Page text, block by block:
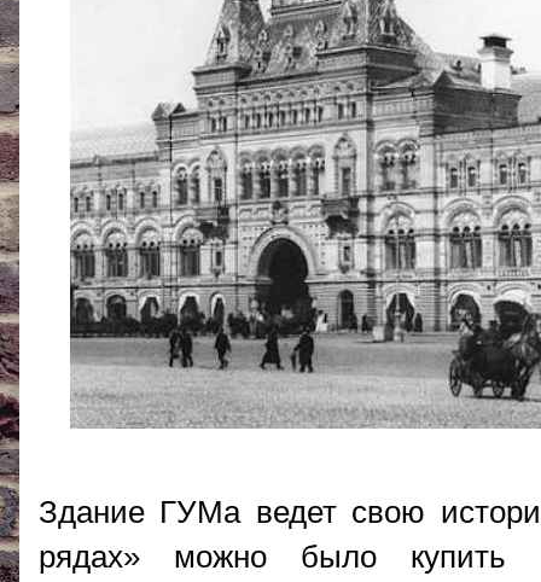
Здание ГУМа ведет свою
рядах» можно было купить